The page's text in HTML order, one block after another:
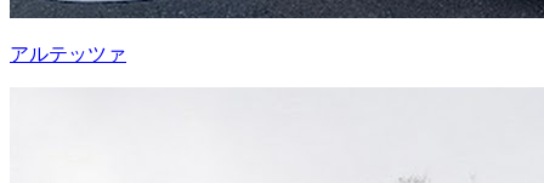
アルテッツァ